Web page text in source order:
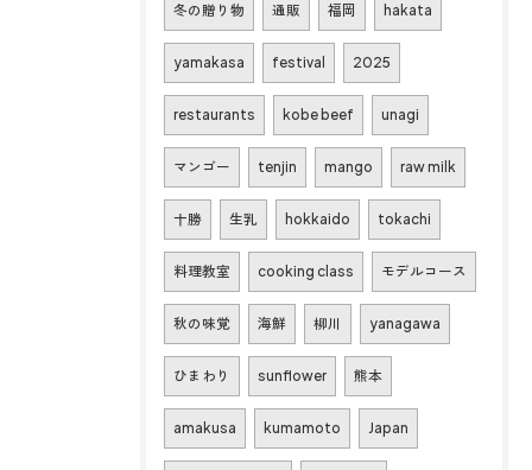
冬の贈り物 通販 福岡 hakata
yamakasa festival 2025
restaurants kobe beef unagi
マンゴー tenjin mango raw milk
十勝 生乳 hokkaido tokachi
料理教室 cooking class モデルコース
秋の味覚 海鮮 柳川 yanagawa
ひまわり sunflower 熊本
amakusa kumamoto Japan